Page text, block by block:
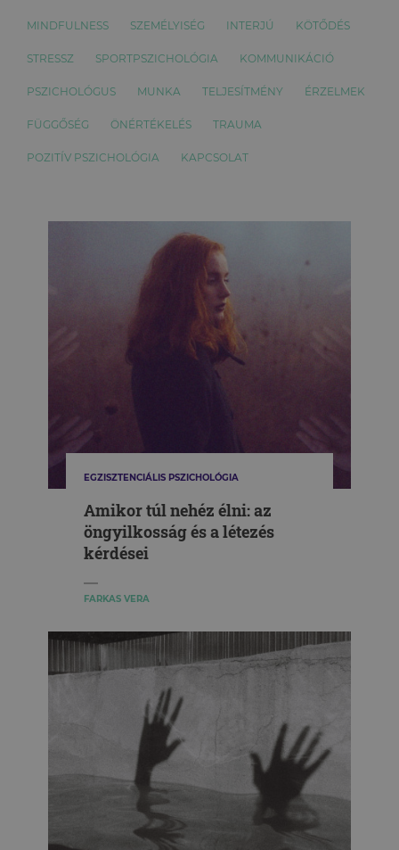
MINDFULNESS SZEMÉLYISÉG INTERJÚ KÖTŐDÉS
STRESSZ SPORTPSZICHOLÓGIA KOMMUNIKÁCIÓ
PSZICHOLÓGUS MUNKA TELJESÍTMÉNY ÉRZELMEK
FÜGGŐSÉG ÖNÉRTÉKELÉS TRAUMA
POZITÍV PSZICHOLÓGIA KAPCSOLAT
EGZISZTENCIÁLIS PSZICHOLÓGIA
Amikor túl nehéz élni: az
öngyilkosság és a létezés
kérdései
FARKAS VERA